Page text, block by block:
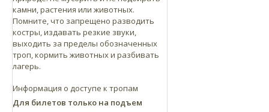
камни, растения или животных.
Помните, что запрещено разводить
костры, издавать резкие звуки,
выходить за пределы обозначенных
троп, кормить животных и разбивать
лагерь.
Информация о доступе к тропам
Для билетов только на подъем